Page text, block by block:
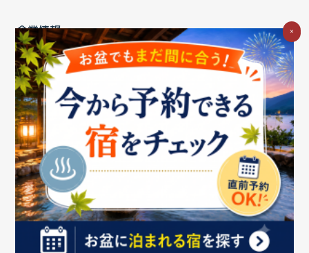
企業情報
ご利用中の方
お問い合わせ消費税の表示 ウェブアクセシビリティの取り組み
個人情報保護ポリシープライバシーポータル
Cookieポリシー
特定商取引法に基づく表記情報セキュリティ基本方針
商標についてBIGLOBEトップ
Copyright ©BIGLOBE Inc. 2026.All rights reserved.
×